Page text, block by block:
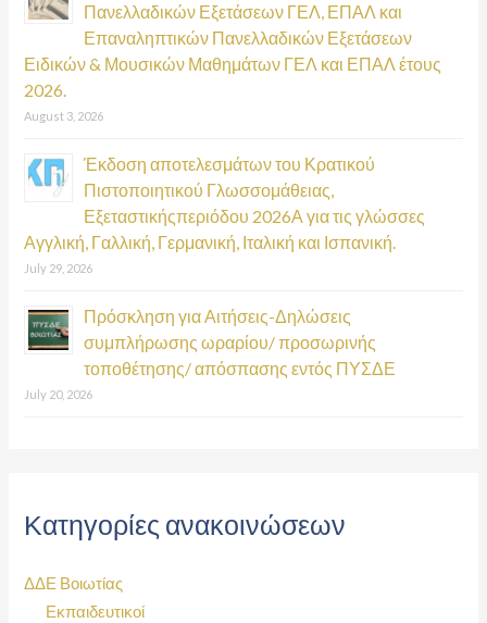
Πανελλαδικών Εξετάσεων ΓΕΛ, ΕΠΑΛ και
Επαναληπτικών Πανελλαδικών Εξετάσεων
Ειδικών & Μουσικών Μαθημάτων ΓΕΛ και ΕΠΑΛ έτους
2026.
August 3, 2026
Έκδοση αποτελεσμάτων του Κρατικού
Πιστοποιητικού Γλωσσομάθειας,
Εξεταστικήςπεριόδου 2026Α για τις γλώσσες
Αγγλική, Γαλλική, Γερμανική, Ιταλική και Ισπανική.
July 29, 2026
Πρόσκληση για Αιτήσεις-Δηλώσεις
συμπλήρωσης ωραρίου/ προσωρινής
τοποθέτησης/ απόσπασης εντός ΠΥΣΔΕ
July 20, 2026
Κατηγορίες ανακοινώσεων
ΔΔΕ Βοιωτίας
Εκπαιδευτικοί